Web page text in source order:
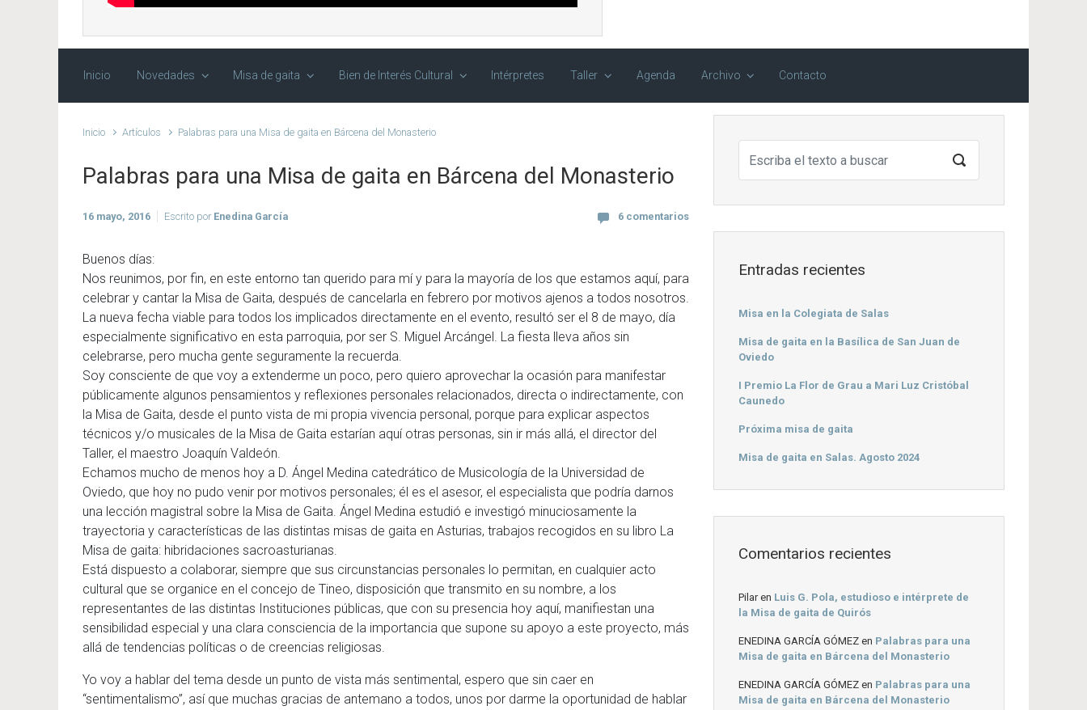
Inicio Novedades Misa de gaita Bien de Interés Cultural Intérpretes Taller Agenda Archivo Contacto
Inicio Artículos Palabras para una Misa de gaita en Bárcena del Monasterio
Palabras para una Misa de gaita en Bárcena del Monasterio
16 mayo, 2016 Escrito por Enedina García 6 comentarios
Buenos días:
Nos reunimos, por fin, en este entorno tan querido para mí y para la mayoría de los que estamos aquí, para
celebrar y cantar la Misa de Gaita, después de cancelarla en febrero por motivos ajenos a todos nosotros.
La nueva fecha viable para todos los implicados directamente en el evento, resultó ser el 8 de mayo, día
especialmente significativo en esta parroquia, por ser S. Miguel Arcángel. La fiesta lleva años sin
celebrarse, pero mucha gente seguramente la recuerda.
Soy consciente de que voy a extenderme un poco, pero quiero aprovechar la ocasión para manifestar
públicamente algunos pensamientos y reflexiones personales relacionados, directa o indirectamente, con
la Misa de Gaita, desde el punto vista de mi propia vivencia personal, porque para explicar aspectos
técnicos y/o musicales de la Misa de Gaita estarían aquí otras personas, sin ir más allá, el director del
Taller, el maestro Joaquín Valdeón.
Echamos mucho de menos hoy a D. Ángel Medina catedrático de Musicología de la Universidad de
Oviedo, que hoy no pudo venir por motivos personales; él es el asesor, el especialista que podría darnos
una lección magistral sobre la Misa de Gaita. Ángel Medina estudió e investigó minuciosamente la
trayectoria y características de las distintas misas de gaita en Asturias, trabajos recogidos en su libro La
Misa de gaita: hibridaciones sacroasturianas.
Está dispuesto a colaborar, siempre que sus circunstancias personales lo permitan, en cualquier acto
cultural que se organice en el concejo de Tineo, disposición que transmito en su nombre, a los
representantes de las distintas Instituciones públicas, que con su presencia hoy aquí, manifiestan una
sensibilidad especial y una clara consciencia de la importancia que supone su apoyo a este proyecto, más
allá de tendencias políticas o de creencias religiosas.
Yo voy a hablar del tema desde un punto de vista más sentimental, espero que sin caer en
“sentimentalismo”, así que muchas gracias de antemano a todos, unos por darme la oportunidad de hablar
Entradas recientes
Misa en la Colegiata de Salas
Misa de gaita en la Basílica de San Juan de
Oviedo
I Premio La Flor de Grau a Mari Luz Cristóbal
Caunedo
Próxima misa de gaita
Misa de gaita en Salas. Agosto 2024
Comentarios recientes
Pilaren Luis G. Pola, estudioso e intérprete de
la Misa de gaita de Quirós
ENEDINA GARCÍA GÓMEZ en Palabras para una
Misa de gaita en Bárcena del Monasterio
ENEDINA GARCÍA GÓMEZ en Palabras para una
Misa de gaita en Bárcena del Monasterio